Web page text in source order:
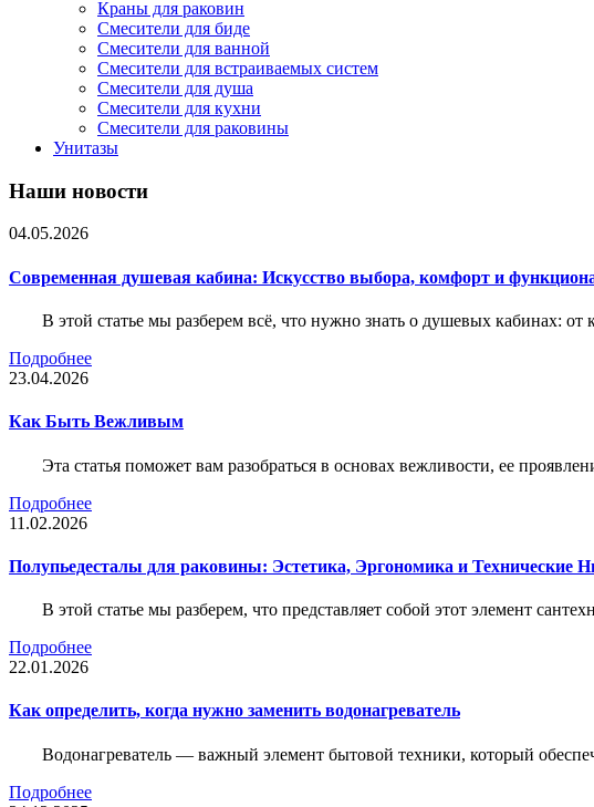
Краны для раковин
Смесители для биде
Смесители для ванной
Смесители для встраиваемых систем
Смесители для душа
Смесители для кухни
Смесители для раковины
Унитазы
Наши новости
04.05.2026
Современная душевая кабина: Искусство выбора, комфорт и
В этой статье мы разберем всё, что нужно знать о душевых кабинах:
Подробнее
23.04.2026
Как Быть Вежливым
Эта статья поможет вам разобраться в основах вежливости, ее
Подробнее
11.02.2026
Полупьедесталы для раковины: Эстетика, Эргономика и Технические
В этой статье мы разберем, что представляет собой этот элемент
Подробнее
22.01.2026
Как определить, когда нужно заменить водонагреватель
Водонагреватель — важный элемент бытовой техники, который
Подробнее